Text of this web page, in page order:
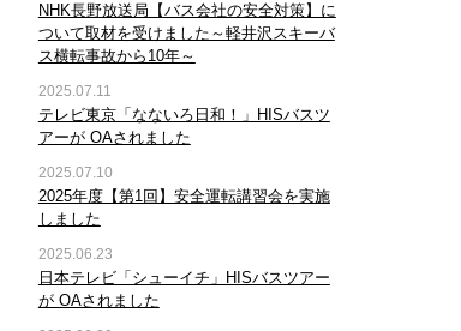
NHK長野放送局【バス会社の安全対策】に
ついて取材を受けました～軽井沢スキーバ
ス横転事故から10年～
2025.07.11
テレビ東京「なないろ日和！」HISバスツ
アーが OAされました
2025.07.10
2025年度【第1回】安全運転講習会を実施
しました
2025.06.23
日本テレビ「シューイチ」HISバスツアー
が OAされました